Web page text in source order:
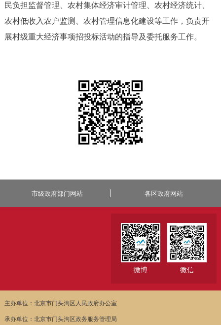
民负担监督管理、农村集体经济审计管理、农村经济统计、
农村低收入农户监测、农村管理信息化建设等工作，负责开
展村级重大经济事项招投标活动的指导及委托服务工作。
市级政府部门网站 各区政府网站
微博 微信
主办单位：北京市门头沟区人民政府办公室
承办单位：北京市门头沟区政务服务管理局